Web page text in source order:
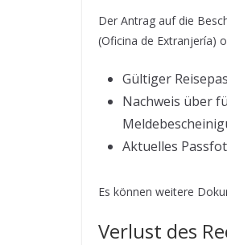
Der Antrag auf die
(Oficina de Extranjería)
Gültiger
Nachweis über
Aktuelles
Es können weitere
Verlust des